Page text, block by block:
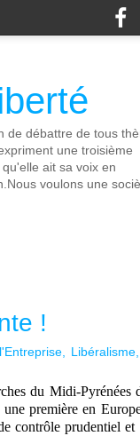
de débattre de tous
une troisième
ait sa voix en
voulons une
!
l'Entreprise Libéralisme
du Midi-Pyrénées
première en
contrôle prudentiel et